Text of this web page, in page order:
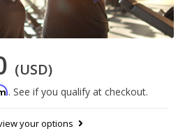
(USD)
. See if you qualify at checkout.
your options